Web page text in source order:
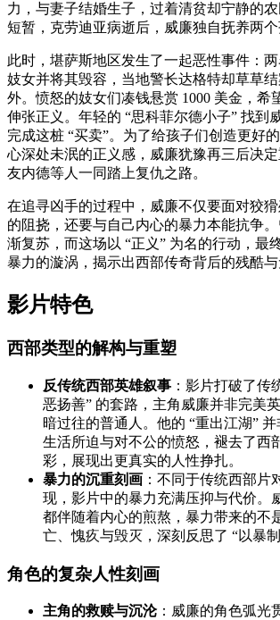
力，与妻子结婚生子，过着清贫却宁静的
短暂，克劳迪亚病逝后，威廉独自抚养两个
此时，堪萨斯地区发生了一起恶性事件：
妓女并将其毁容，当地警长达格特却草草
外。愤怒的妓女们凑钱悬赏 1000 美金，希
伸张正义。年轻的 “思科菲尔德小子” 找到
完成这桩 “买卖”。为了给孩子们创造更好
心深处未泯的正义感，威廉犹豫再三后决
友内德等人一同踏上复仇之路。
在追寻凶手的过程中，威廉不仅要面对狡
的阻挠，还要与自己内心的暴力本能抗争
渐复苏，而这场以 “正义” 为名的行动，最
暴力的漩涡，揭示出西部传奇背后的残酷与
影片特色
西部类型的解构与重塑
反传统西部英雄叙事 ：影片打破了传
恶扬善” 的套路，主角威廉并非完美
暗过往的普通人。他的 “重出江湖”
生活所迫与对不公的愤怒，褪去了西
彩，展现出更真实的人性挣扎。
暴力的沉重刻画 ：不同于传统西部片
现，影片中的暴力充满压抑与代价。
都伴随着内心的煎熬，暴力带来的不
亡、愧疚与毁灭，深刻反思了 “以暴制
角色的复杂人性刻画
主角的救赎与沉沦：威廉的角色弧光